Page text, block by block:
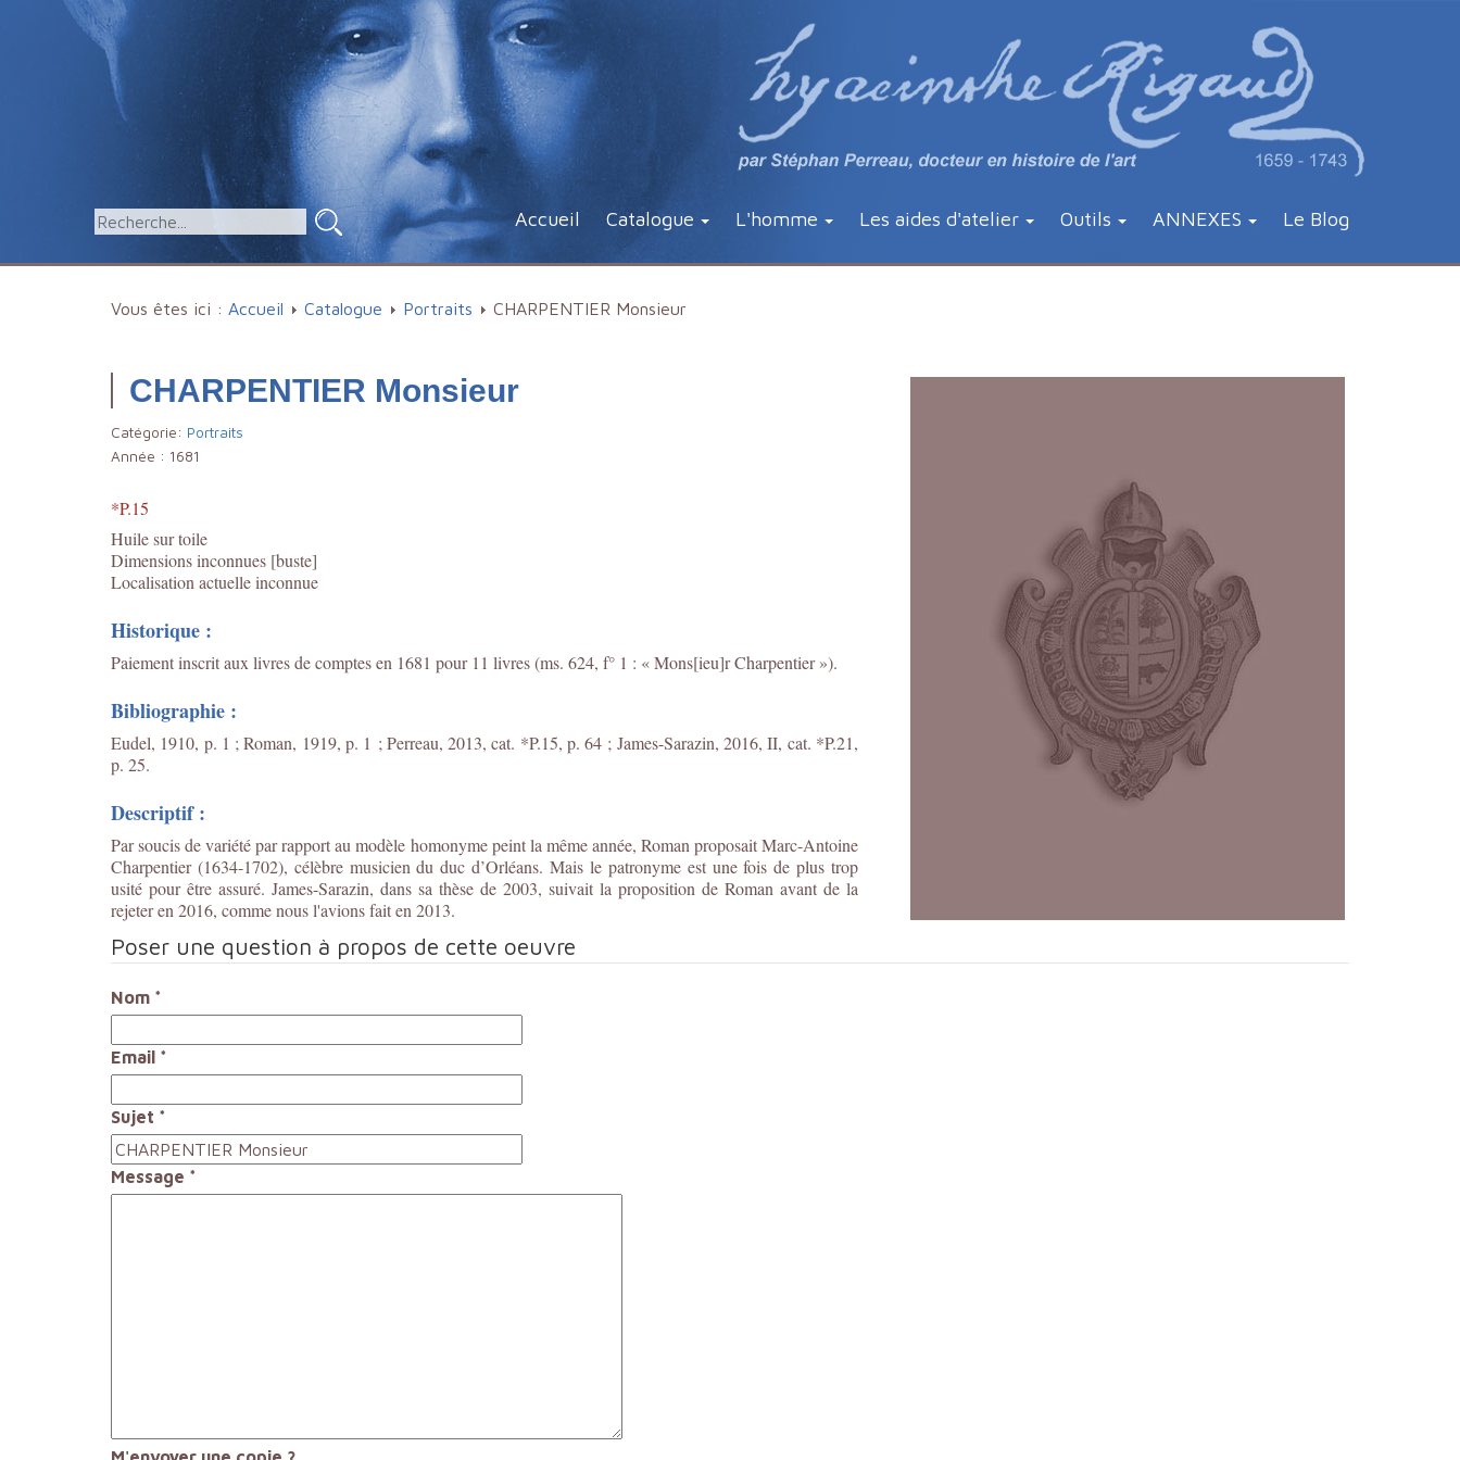
Accueil Catalogue L'homme Les aides d'atelier Outils ANNEXES Le Blog
Vous êtes ici : Accueil Catalogue Portraits CHARPENTIER Monsieur
CHARPENTIER Monsieur
Catégorie: Portraits
Année : 1681
*P.15
Huile sur toile
Dimensions inconnues [buste]
Localisation actuelle inconnue
Historique :
Paiement inscrit aux livres de comptes en 1681 pour 11 livres (ms. 624, f° 1 : « Mons[ieu]r Charpentier »).
Bibliographie :
Eudel, 1910, p. 1 ; Roman, 1919, p. 1 ; Perreau, 2013, cat. *P.15, p. 64 ; James-Sarazin, 2016, II, cat. *P.21,
p. 25.
Descriptif :
Par soucis de variété par rapport au modèle homonyme peint la même année, Roman proposait Marc-Antoine
Charpentier (1634-1702), célèbre musicien du duc d’Orléans. Mais le patronyme est une fois de plus trop
usité pour être assuré. James-Sarazin, dans sa thèse de 2003, suivait la proposition de Roman avant de la
rejeter en 2016, comme nous l'avions fait en 2013.
Poser une question à propos de cette oeuvre
Nom *
Email *
Sujet *
Message *